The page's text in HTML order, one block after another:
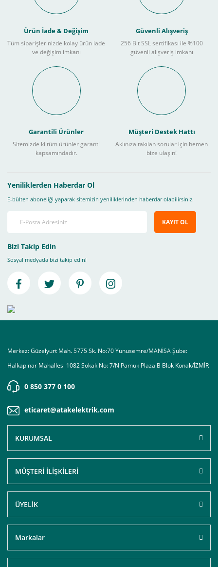
Ürün İade & Değişim
Tüm siparişlerinizde kolay ürün iade
ve değişim imkanı
Güvenli Alışveriş
256 Bit SSL sertifikası ile %100
güvenli alışveriş imkanı
Garantili Ürünler
Sitemizde ki tüm ürünler garanti
kapsamındadır.
Müşteri Destek Hattı
Aklınıza takılan sorular için hemen
bize ulaşın!
Yeniliklerden Haberdar Ol
E-bülten aboneliği yaparak sitemizin yeniliklerinden haberdar olabilirsiniz.
KAYIT OL
Bizi Takip Edin
Sosyal medyada bizi takip edin!
Merkez: Güzelyurt Mah. 5775 Sk. No:70 Yunusemre/MANİSA Şube:
Halkapınar Mahallesi 1082 Sokak No: 7/N Pamuk Plaza B Blok Konak/İZMİR
0 850 377 0 100
eticaret@atakelektrik.com
KURUMSAL
MÜŞTERİ İLİŞKİLERİ
ÜYELİK
Markalar